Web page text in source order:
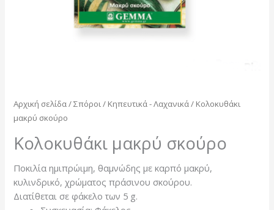
Αρχική σελίδα/Σπόροι/ Κηπευτικά - Λαχανικά/ Κολοκυθάκι
μακρύ σκούρο
Κολοκυθάκι μακρύ σκούρο
Ποκιλία ημιπρώιμη, θαμνώδης με καρπό μακρύ,
κυλινδρικό, χρώματος πράσινου σκούρου.
Διατίθεται σε φάκελο των 5 g.